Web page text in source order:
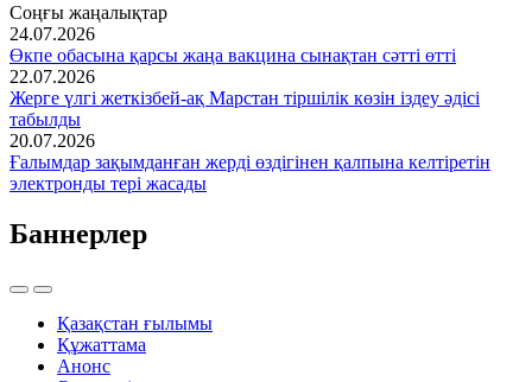
Соңғы жаңалықтар
24.07.2026
Өкпе обасына қарсы жаңа вакцина сынақтан сәтті өтті
22.07.2026
Жерге үлгі жеткізбей-ақ Марстан тіршілік көзін іздеу әдісі
табылды
20.07.2026
Ғалымдар зақымданған жерді өздігінен қалпына келтіретін
электронды тері жасады
Баннерлер
Қазақстан ғылымы
Құжаттама
Анонс